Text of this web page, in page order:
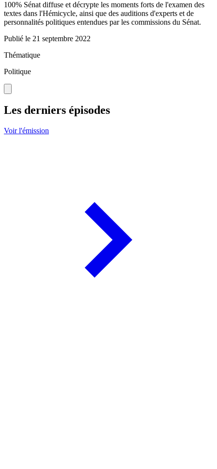
100% Sénat diffuse et décrypte les moments forts de l'examen des
textes dans l'Hémicycle, ainsi que des auditions d'experts et de
personnalités politiques entendues par les commissions du Sénat.
Publié le 21 septembre 2022
Thématique
Politique
Les derniers épisodes
Voir l'émission